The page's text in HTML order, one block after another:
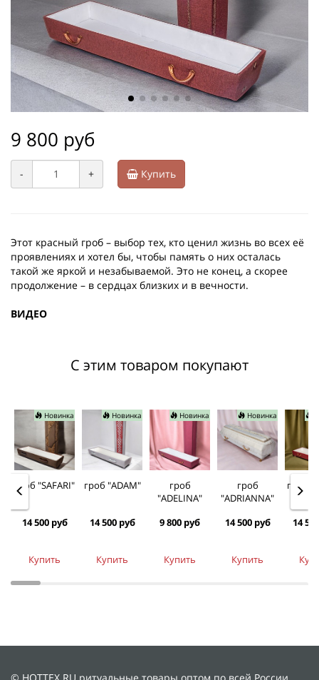
9 800 руб
- + Купить
Этот красный гроб – выбор тех, кто ценил жизнь во всех её
проявлениях и хотел бы, чтобы память о них осталась
такой же яркой и незабываемой. Это не конец, а скорее
продолжение – в сердцах близких и в вечности.
ВИДЕО
С этим товаром покупают
Новинка
гроб "SAFARI"
14 500 руб
Купить
Новинка
гроб "ADAM"
14 500 руб
Купить
Новинка
гроб
"ADELINA"
9 800 руб
Купить
Новинка
гроб
"ADRIANNA"
14 500 руб
Купить
гроб
14